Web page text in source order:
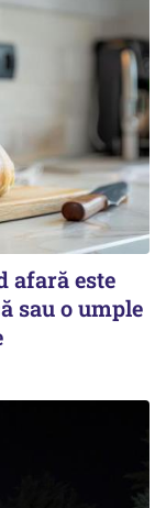
afară este
sau o umple